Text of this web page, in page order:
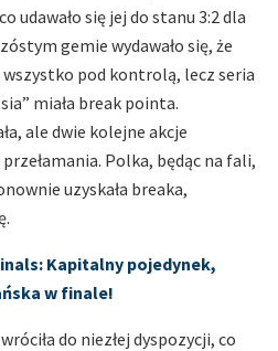
udawało się jej do stanu 3:2 dla
gemie wydawało się, że
pod kontrolą, lecz seria
miała break pointa.
ale dwie kolejne akcje
przełamania. Polka, będąc na fali,
uzyskała breaka,
Kapitalny pojedynek,
w finale!
do niezłej dyspozycji, co